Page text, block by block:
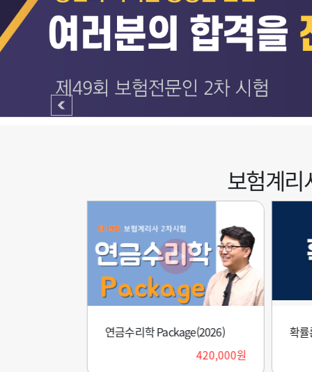
보험계리
연금수리학 Package(2026)
420,000원
확률
1,100,000원